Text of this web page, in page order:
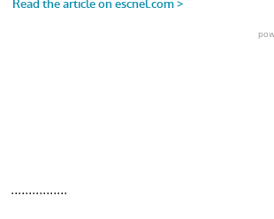
................